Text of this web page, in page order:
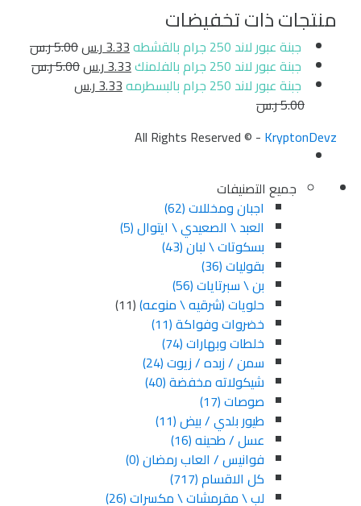
منتجات ذات تخفيضات
جبنة عبور لاند 250 جرام بالقشطه 3.33ر.س5.00ر.س
جبنة عبور لاند 250 جرام بالفلمنك
3.33ر.س5.00ر.س
جبنة عبور لاند 250 جرام بالبسطرمه
3.33ر.س
5.00ر.س
All Rights Reserved © - KryptonDevz
جميع التصنيفات
اجبان ومخللات(62)
العبد \ الصعيدي \ ايتوال(5)
بسكوتات \ لبان(43)
بقوليات(36)
بن \ سبرتايات(56)
حلويات (شرقيه \ منوعه)(11)
خضروات وفواكة(11)
خلطات وبهارات(74)
سمن / زبده / زيوت(24)
شيكولاته مخفضة(40)
صوصات(17)
طيور بلدي / بيض(11)
عسل / طحينه(16)
فوانيس / العاب رمضان(0)
كل الاقسام(717)
لب \ مقرمشات \ مكسرات(26)